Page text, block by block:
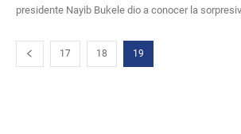
presidente Nayib Bukele dio a conocer la
17 18 19